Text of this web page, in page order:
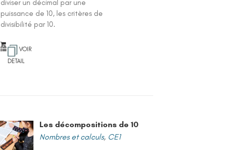
diviser un décimal par une
puissance de 10, les critères de
divisibilité par 10.
VOIR
DETAIL
Les décompositions de 10
Nombres et calculs, CE1